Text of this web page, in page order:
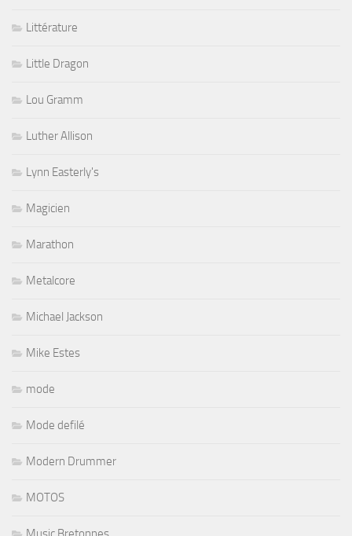
Littérature
Little Dragon
Lou Gramm
Luther Allison
Lynn Easterly's
Magicien
Marathon
Metalcore
Michael Jackson
Mike Estes
mode
Mode defilé
Modern Drummer
MOTOS